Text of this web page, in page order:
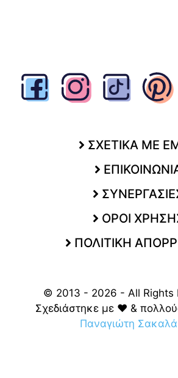
ΣΧΕΤΙΚΑ ΜΕ
ΟΡΟΙ
ΠΟΛΙΤΙΚΗ
© 2013 - 2026 - All Rights
Σχεδιάστηκε με ❤️ &
Παναγιώτη